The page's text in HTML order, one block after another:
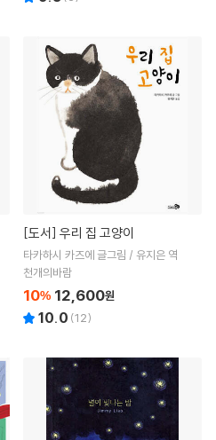
[도서] 우리 집 고양이
타카하시 카즈에 글그림 / 유지은 역
천개의바람
10% 12,600원
10.0 (12)